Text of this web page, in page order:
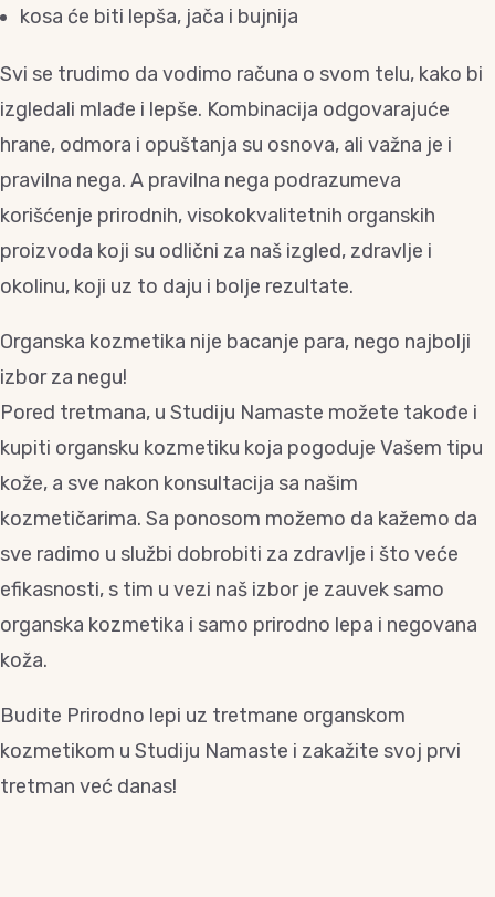
kosa će biti lepša, jača i bujnija
Svi se trudimo da vodimo računa o svom telu, kako bi
izgledali mlađe i lepše. Kombinacija odgovarajuće
hrane, odmora i opuštanja su osnova, ali važna je i
pravilna nega. A pravilna nega podrazumeva
korišćenje prirodnih, visokokvalitetnih organskih
proizvoda koji su odlični za naš izgled, zdravlje i
okolinu, koji uz to daju i bolje rezultate.
Organska kozmetika nije bacanje para, nego najbolji
izbor za negu!
Pored tretmana, u Studiju Namaste možete takođe i
kupiti organsku kozmetiku koja pogoduje Vašem tipu
kože, a sve nakon konsultacija sa našim
kozmetičarima. Sa ponosom možemo da kažemo da
sve radimo u službi dobrobiti za zdravlje i što veće
efikasnosti, s tim u vezi naš izbor je zauvek samo
organska kozmetika i samo prirodno lepa i negovana
koža.
Budite Prirodno lepi uz tretmane organskom
kozmetikom u Studiju Namaste i zakažite svoj prvi
tretman već danas!